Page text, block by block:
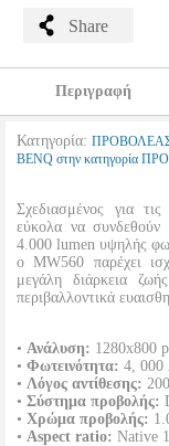
Share
Περιγραφή
Κατηγορία:
BENQ στην κατηγορία
Σχεδιασμένος για
εύκολα να συνδεθούν
4.000 lumen υψηλής
ο MW560 παρέχει
μεγάλη διάρκεια
περιβαλλοντικά
• Ανάλυση: 1280x800
• Φωτεινότητα: 4, 000
• Λόγος αντίθεσης:
• Σύστημα προβολής:
• Χρώμα προβολής:
• Aspect ratio: Native